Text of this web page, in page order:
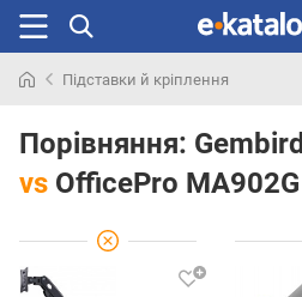
раніше
Підставки й кріплення
Порівняння:
vs OfficePro MA902G